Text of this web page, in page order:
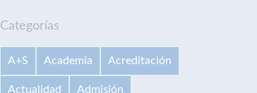
Categorías
A+S Academia Acreditación
Actualidad Admisión